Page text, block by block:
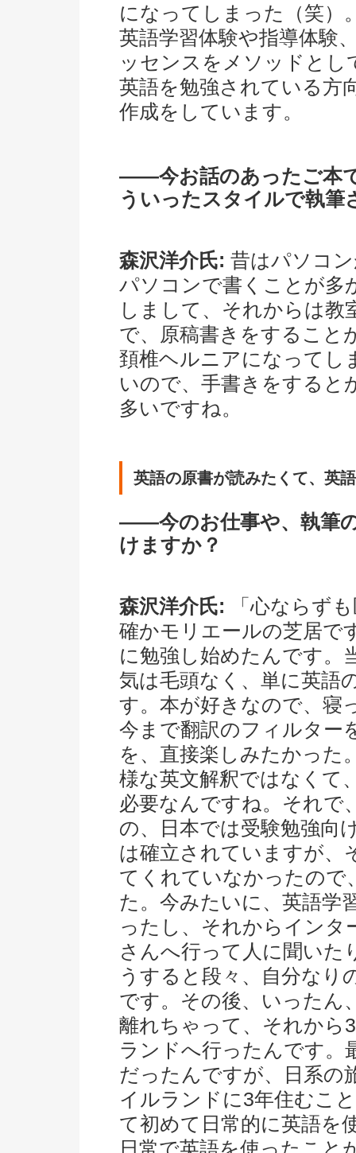
になってしまった（笑）
英語学習体験や指導体験
ッセンスをメソッドと
英語を勉強されている方
作成をしています。
――今お話のあったご本
ういったスタイルで執筆
森沢洋介氏: 昔はパソコ
パソコンで書くことが多
しまして、それからは教
で、原稿書きをすること
頚椎ヘルニアになってし
いので、手書きをすると
多いですね。
英語の原書が読みたくて、英
――今のお仕事や、執筆
けますか？
森沢洋介氏: 「心ならず
確かモリエールの芝居で
に勉強し始めたんです。
気は毛頭なく、単に英語
す。本が好きなので、寝
今まで翻訳のフィルター
を、直接楽しみたかった
様な英文解釈ではなくて
必要なんですね。それで
の、日本では受験勉強向
は確立されていますが、
てくれていなかったので
た。今みたいに、英語学
ったし、それからインタ
さんへ行って人に聞いた
うすると段々、自分なり
です。その後、いったん
離れちゃって、それから
ランドへ行ったんです。
だったんですが、日系の
イルランドに3年住むこ
て初めて日常的に英語を
日常で英語を使ったこと